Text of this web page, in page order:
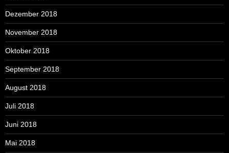
Dezember 2018
November 2018
Oktober 2018
September 2018
August 2018
Juli 2018
Juni 2018
Mai 2018